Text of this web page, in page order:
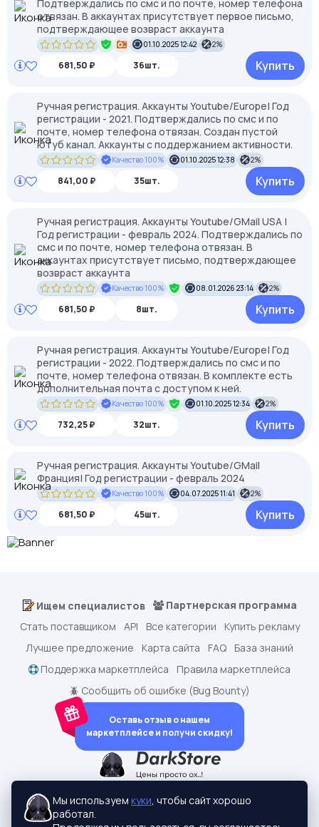
Подтверждались по смс и по почте, номер телефона
отвязан. В аккаунтах присутствует первое письмо,
подтверждающее возвраст аккаунта
01.10.2025 12:42 2%
681,50 ₽ 36шт. Купить
Ручная регистрация. Аккаунты Youtube/Europe| Год
регистрации - 2021. Подтверждались по смс и по
почте, номер телефона отвязан. Создан пустой
ютуб канал. Аккаунты с поддержанием активности.
Качество 100% 01.10.2025 12:38 2%
841,00 ₽ 35шт. Купить
Ручная регистрация. Аккаунты Youtube/GMail USA |
Год регистрации - февраль 2024. Подтверждались по
смс и по почте, номер телефона отвязан. В
аккаунтах присутствует письмо, подтверждающее
возвраст аккаунта
Качество 100% 08.01.2026 23:14 2%
681,50 ₽ 8шт. Купить
Ручная регистрация. Аккаунты Youtube/Europe| Год
регистрации - 2022. Подтверждались по смс и по
почте, номер телефона отвязан. В комплекте есть
дополнительная почта с доступом к ней.
Качество 100% 01.10.2025 12:34 2%
732,25 ₽ 32шт. Купить
Ручная регистрация. Аккаунты Youtube/GMail
Франция| Год регистрации - февраль 2024
Качество 100% 04.07.2025 11:41 2%
681,50 ₽ 45шт. Купить
dark.shopping - Маркетплейс аккаунтов
2015-2026 © dark.shopping
Актуальные адреса:
Ищем специалистов
Партнерская программа
Стать поставщиком
API Все категории
Купить рекламу
Лучшее предложение
Карта сайта FAQ
База знаний
Поддержка маркетплейса
Правила маркетплейса
🪲 Сообщить об ошибке (Bug Bounty)
Оставь отзыв о нашем
маркетплейсе и получи скидку!
Мы используем куки, чтобы сайт хорошо
работал.